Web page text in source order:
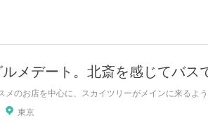
メデート。北斎を感じてバス
メのお店を中心に、スカイツリーがメインに来るよ
東京